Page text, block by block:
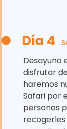
Día 4
Desayuno
disfrutar
haremos
Safari por
personas
recogerles